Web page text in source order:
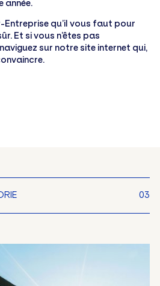
année.
Entreprise qu’il vous faut pour
Et si vous n’êtes pas
sur notre site internet qui,
03